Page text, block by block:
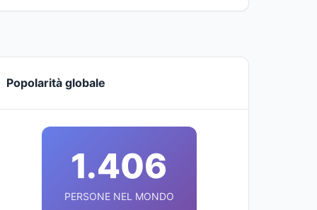
Popolarità globale
1.406
PERSONE NEL MONDO